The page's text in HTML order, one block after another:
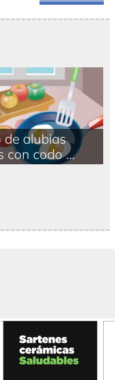
de alubias
con codo ...